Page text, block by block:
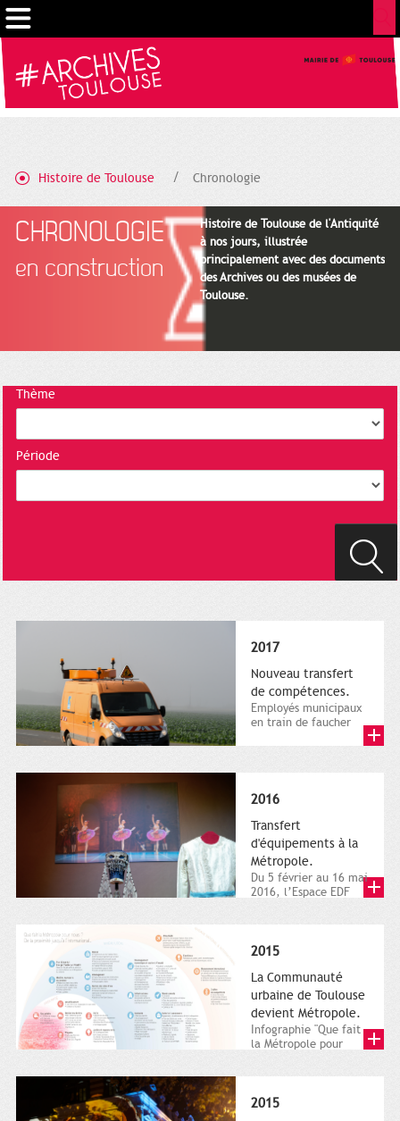
Histoire de Toulouse Chronologie
CHRONOLOGIE
en construction
Histoire de Toulouse de l'Antiquité
à nos jours, illustrée
principalement avec des documents
des Archives ou des musées de
Toulouse.
Thème
Période
2017
Nouveau transfert
de compétences.
Employés municipaux
en train de faucher
2016
Transfert
d'équipements à la
Métropole.
Du 5 février au 16 mai
2016, l’Espace EDF
2015
La Communauté
urbaine de Toulouse
devient Métropole.
Infographie "Que fait
la Métropole pour
2015
Gestion de vos préférences sur les cookies